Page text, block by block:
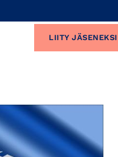
LIITY JÄSENEKSI